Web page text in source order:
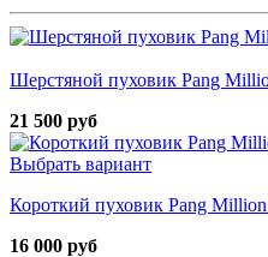
Шерстяной пуховик Pang
21 500 руб
Выбрать вариант
Короткий пуховик Pang
16 000 руб